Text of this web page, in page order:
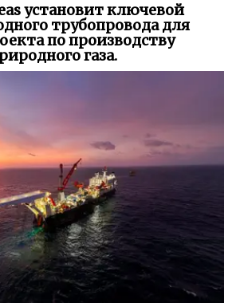
установит ключевой
трубопровода для
по производству
газа.